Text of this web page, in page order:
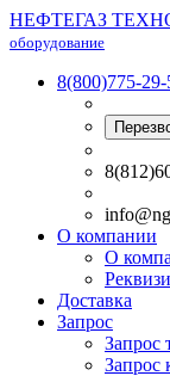
НЕФТЕГАЗ
оборудование
8(800)775-29-
О компании
О
Доставка
Запрос
Запрос
Запрос